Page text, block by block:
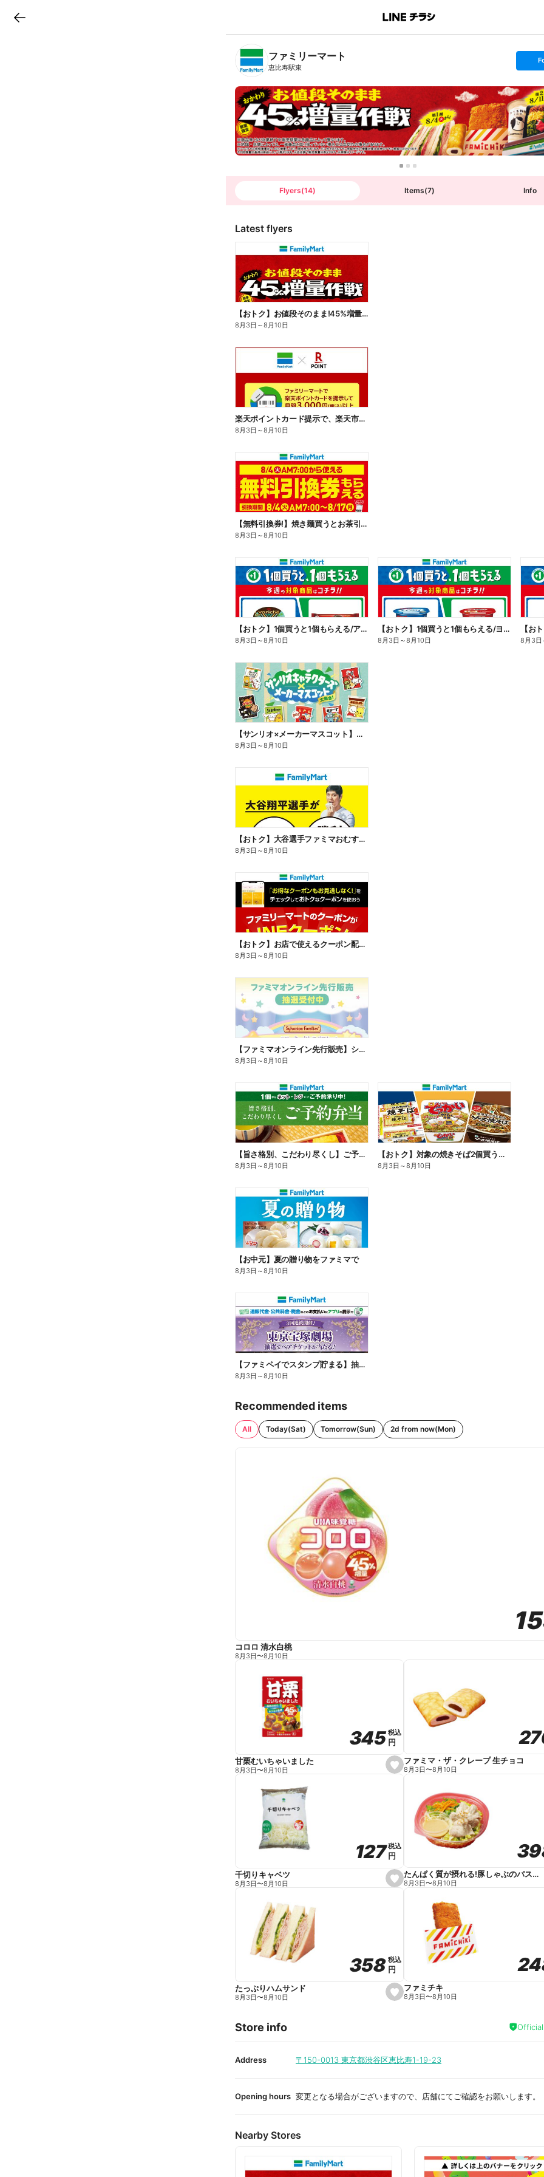
B
n
T
ファミリーマート
恵比寿駅東
s
t
o
l
l
o
w
Flyers(14) Items(7) Info
Latest flyers
【おトク】お値段そのまま!45%増量作戦!
8月3日 ～8月10日
楽天ポイントカード提示で、楽天市場でのお買い物がおトクに!
8月3日 ～8月10日
【無料引換券!】焼き麺買うとお茶引換券貰える!
8月3日 ～8月10日
【おトク】1個買うと1個もらえる/アイス
8月3日 ～8月10日
【おトク】1個買うと1個もらえる/ヨーグルト
8月3日 ～8月10日
【お
8月3日
【サンリオ×メーカーマスコット】オリジナルグッズ貰える!
8月3日 ～8月10日
【おトク】大谷選手ファミマおむすび割
8月3日 ～8月10日
【おトク】お店で使えるクーポン配信中
8月3日 ～8月10日
【ファミマオンライン先行販売】シルバニアファミリー
8月3日 ～8月10日
【旨さ格別、こだわり尽くし】ご予約弁当
8月3日 ～8月10日
【おトク】対象の焼きそば2個買うと100円引き!
8月3日 ～8月10日
【お中元】夏の贈り物をファミマで
8月3日 ～8月10日
【ファミペイでスタンプ貯まる】抽選でペアチケットが当たる!
8月3日 ～8月10日
Recommended items
All Today(Sat) Tomorrow(Sun) 2d from now(Mon)
コロロ 清水白桃
8月3日〜8月10日
s
e
e
345
345税込
税込
円
円
甘栗むいちゃいました
8月3日〜8月10日
ファミマ・ザ・クレープ 生チョコ
8月3日〜8月10日
s
e
e
127
127税込
税込
円
円
千切りキャベツ
8月3日〜8月10日
たんぱく質が摂れる!豚しゃぶのパスタサラダ
8月3日〜8月10日
s
e
i
t
358
358税込
税込
円
円
たっぷりハムサンド
8月3日〜8月10日
ファミチキ
8月3日〜8月10日
Store info
Address 〒150-0013 東京都渋谷区恵比寿1-19-23
Opening hours 変更となる場合がございますので、店舗にてご確認をお願いします。
Nearby Stores